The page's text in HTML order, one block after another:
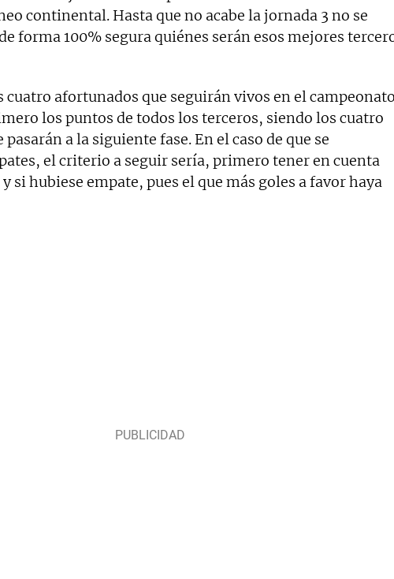
continental. Hasta que no acabe la jornada 3 no se
forma 100% segura quiénes serán esos mejores
cuatro afortunados que seguirán vivos en el campeonato
los puntos de todos los terceros, siendo los cuatro
a la siguiente fase. En el caso de que se
el criterio a seguir sería, primero tener en cuenta
y si hubiese empate, pues el que más goles a favor haya